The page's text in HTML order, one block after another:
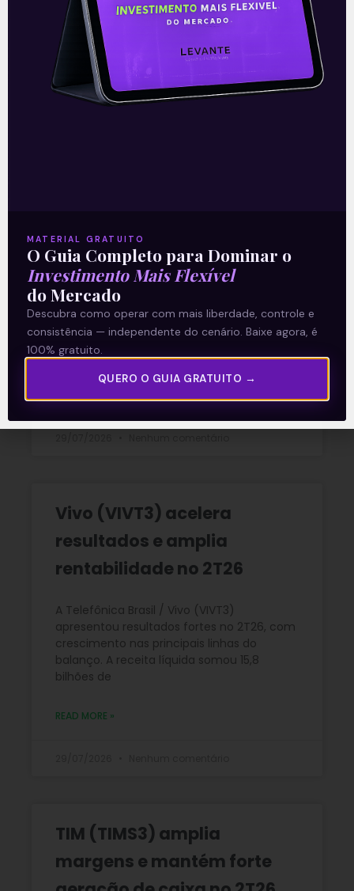
2T26
READ MORE »
operacionais no 2T26
A Petrobras (PETR4) apresentou uma
prévia operacional forte no 2T26, marcada
por novos recordes de produção. A
produção própria de petróleo, líquidos de
gás natural
Vivo (VIVT3) acelera
resultados e amplia
rentabilidade no 2T26
A Telefônica Brasil / Vivo (VIVT3)
apresentou resultados fortes no 2T26, com
crescimento nas principais linhas do
balanço. A receita líquida somou 15,8
bilhões de
READ MORE »
TIM (TIMS3) amplia
margens e mantém forte
MATERIAL GRATUITO
O Guia Completo para Dominar o
Investimento Mais Flexível
do Mercado
Descubra como operar com mais liberdade, controle e
consistência — independente do cenário. Baixe agora, é
100% gratuito.
QUERO O GUIA GRATUITO →